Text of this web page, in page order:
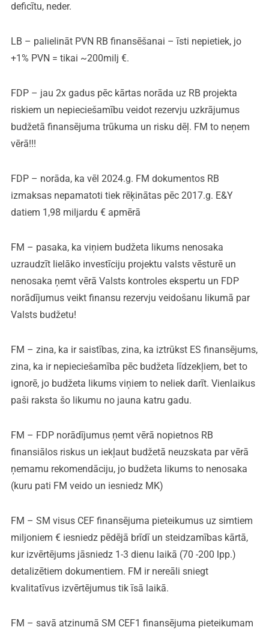
deficītu, neder.
LB – palielināt PVN RB finansēšanai – īsti nepietiek, jo
+1% PVN = tikai ~200milj €.
FDP – jau 2x gadus pēc kārtas norāda uz RB projekta
riskiem un nepieciešamību veidot rezervju uzkrājumus
budžetā finansējuma trūkuma un risku dēļ. FM to neņem
vērā!!!
FDP – norāda, ka vēl 2024.g. FM dokumentos RB
izmaksas nepamatoti tiek rēķinātas pēc 2017.g. E&Y
datiem 1,98 miljardu € apmērā
FM – pasaka, ka viņiem budžeta likums nenosaka
uzraudzīt lielāko investīciju projektu valsts vēsturē un
nenosaka ņemt vērā Valsts kontroles ekspertu un FDP
norādījumus veikt finansu rezervju veidošanu likumā par
Valsts budžetu!
FM – zina, ka ir saistības, zina, ka iztrūkst ES finansējums,
zina, ka ir nepieciešamība pēc budžeta līdzekļiem, bet to
ignorē, jo budžeta likums viņiem to neliek darīt. Vienlaikus
paši raksta šo likumu no jauna katru gadu.
FM – FDP norādījumus ņemt vērā nopietnos RB
finansiālos riskus un iekļaut budžetā neuzskata par vērā
ņemamu rekomendāciju, jo budžeta likums to nenosaka
(kuru pati FM veido un iesniedz MK)
FM – SM visus CEF finansējuma pieteikumus uz simtiem
miljoniem € iesniedz pēdējā brīdī un steidzamības kārtā,
kur izvērtējums jāsniedz 1-3 dienu laikā (70 -200 lpp.)
detalizētiem dokumentiem. FM ir nereāli sniegt
kvalitatīvus izvērtējumus tik īsā laikā.
FM – savā atzinumā SM CEF1 finansējuma pieteikumam